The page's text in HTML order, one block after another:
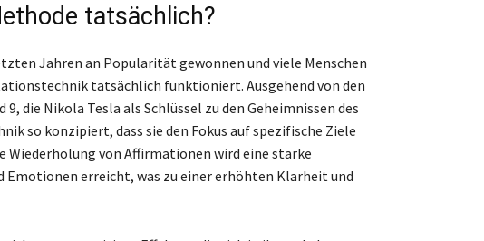
tatsächlich?
Jahren an Popularität gewonnen und viele Menschen
tatsächlich funktioniert. Ausgehend von den
die Nikola Tesla als Schlüssel zu den Geheimnissen des
so konzipiert, dass sie den Fokus auf spezifische Ziele
Wiederholung von Affirmationen wird eine starke
Emotionen erreicht, was zu einer erhöhten Klarheit und